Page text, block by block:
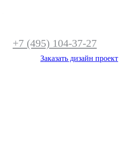
+7 (495) 104-37-27
Заказать дизайн проект